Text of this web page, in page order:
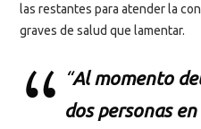
las restantes para atender la
graves de salud que lamentar.
“Al momento
dos personas